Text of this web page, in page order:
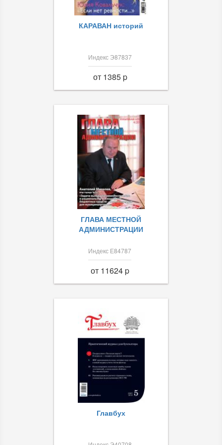
КАРАВАН историй
Индекс Э87837
от 1385 p
ГЛАВА МЕСТНОЙ
АДМИНИСТРАЦИИ
Индекс Е84787
от 11624 p
Главбух